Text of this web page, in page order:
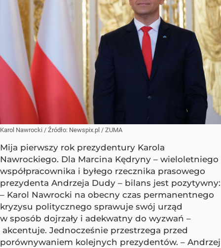
Karol Nawrocki / Źródło: Newspix.pl / ZUMA
Mija pierwszy rok prezydentury Karola
Nawrockiego. Dla Marcina Kędryny – wieloletniego
współpracownika i byłego rzecznika prasowego
prezydenta Andrzeja Dudy – bilans jest pozytywny:
– Karol Nawrocki na obecny czas permanentnego
kryzysu politycznego sprawuje swój urząd
w sposób dojrzały i adekwatny do wyzwań –
akcentuje. Jednocześnie przestrzega przed
porównywaniem kolejnych prezydentów. – Andrzej